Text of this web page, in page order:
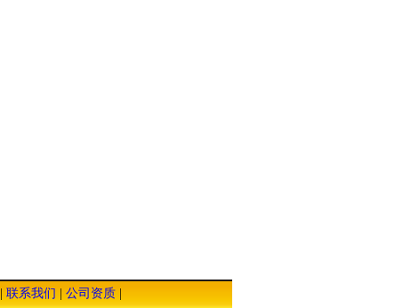
联系我们 公司资质|